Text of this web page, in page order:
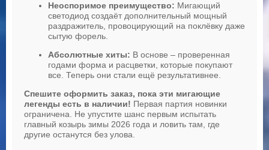
Неоспоримое преимущество: Мигающий
светодиод создаёт дополнительный мощный
раздражитель, провоцирующий на поклёвку даже
сытую форель.
Абсолютные хиты: В основе – проверенная
годами форма и расцветки, которые покупают
все. Теперь они стали ещё результативнее.
Спешите оформить заказ, пока эти мигающие
легенды есть в наличии! Первая партия новинки
ограничена. Не упустите шанс первым испытать
главный козырь зимы 2026 года и ловить там, где
другие останутся без улова.